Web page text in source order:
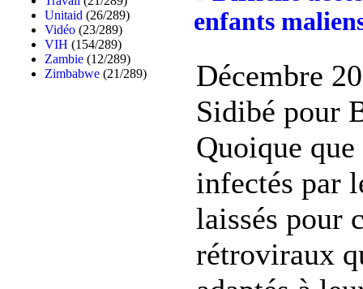
Unitaid (26/289)
Vidéo (23/289)
VIH (154/289)
Zambie (12/289)
Zimbabwe (21/289)
enfants
Décembre
Sidibé pour
Quoique
infectés par
laissés pour
rétroviraux